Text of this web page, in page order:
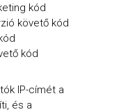
kód
követő kód
kód
IP-címét a
és a